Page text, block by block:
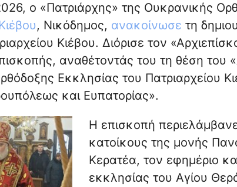
ο «Πατριάρχης» της Ουκρανικής
, Νικόδημος, ανακοίνωσε τη
Κιέβου. Διόρισε τον
αναθέτοντάς του τη θέση του
Εκκλησίας του Πατριαρχείου
και Ευπατορίας».
Η επισκοπή
κατοίκους της μονής
Κερατέα, τον εφημέριο
εκκλησίας του Αγίου